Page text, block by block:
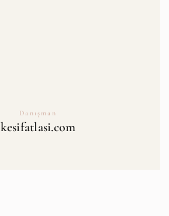
Danışman
kesifatlasi.com